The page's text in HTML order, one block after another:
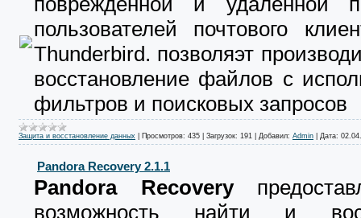
пользователей почтового
Thunderbird. позволяэт
восстановление файлов с
фильтров и поисковых запросов
Защита и восстановление данных Просмотров: 435 Загрузок: 191 Добавил: Admin Дата:
Pandora Recovery 2.1.1
Pandora Recovery
возможность найти и